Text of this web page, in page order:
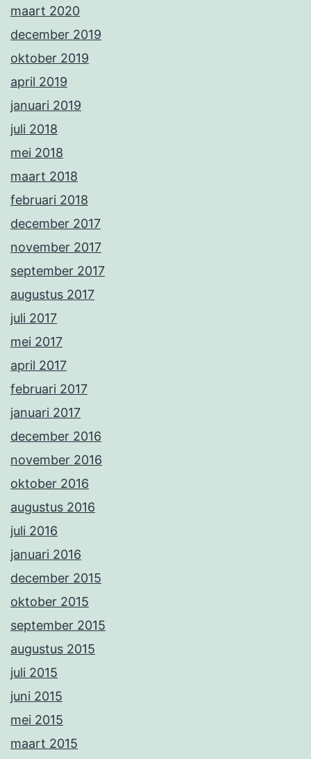
maart 2020
december 2019
oktober 2019
april 2019
januari 2019
juli 2018
mei 2018
maart 2018
februari 2018
december 2017
november 2017
september 2017
augustus 2017
juli 2017
mei 2017
april 2017
februari 2017
januari 2017
december 2016
november 2016
oktober 2016
augustus 2016
juli 2016
januari 2016
december 2015
oktober 2015
september 2015
augustus 2015
juli 2015
juni 2015
mei 2015
maart 2015